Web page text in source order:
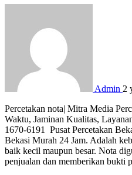
Admin 2
Percetakan nota| Mitra Media
Waktu, Jaminan Kualitas,
1670-6191 Pusat Percetakan
Bekasi Murah 24 Jam. Adalah
baik kecil maupun besar. Nota
penjualan dan memberikan bukti